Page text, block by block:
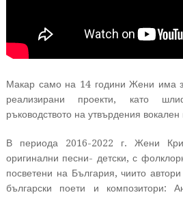
Макар само на 14 години Жени има
реализирани проекти, като
ръководството на утвърдения
В периода 2016-2022 г. Жени
оригинални песни- детски, с
посветени на България, чиито
български поети и композитори: